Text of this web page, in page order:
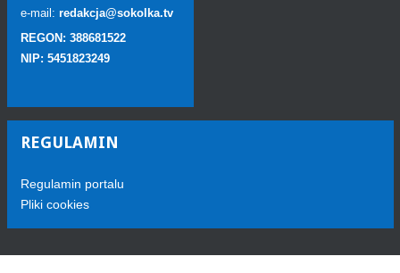
e-mail: redakcja@sokolka.tv
REGON: 388681522
NIP: 5451823249
REGULAMIN
Regulamin portalu
Pliki cookies